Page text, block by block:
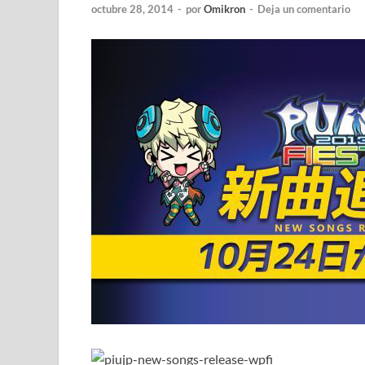
octubre 28, 2014 - porOmikron - Deja un comentario